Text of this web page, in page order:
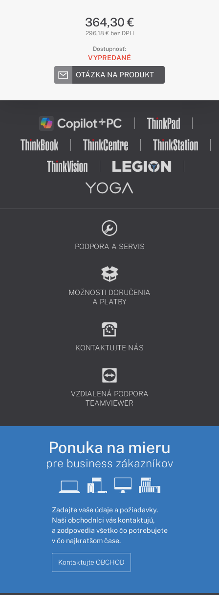
364,30 €
296,18 € bez DPH
Dostupnosť:
VYPREDANÉ
OTÁZKA NA PRODUKT
PODPORA A SERVIS
MOŽNOSTI DORUČENIA
A PLATBY
KONTAKTUJTE NÁS
VZDIALENÁ PODPORA
TEAMVIEWER
Ponuka na mieru
pre business zákazníkov
Zadajte vaše údaje a požiadavky.
Naši obchodníci vás kontaktujú,
a zodpovedia všetko čo potrebujete
v čo najkratšom čase.
Kontaktujte OBCHOD